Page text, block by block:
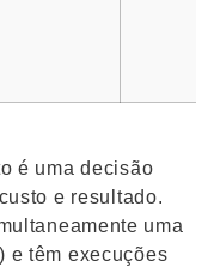
é uma decisão
e resultado.
uma
e têm execuções